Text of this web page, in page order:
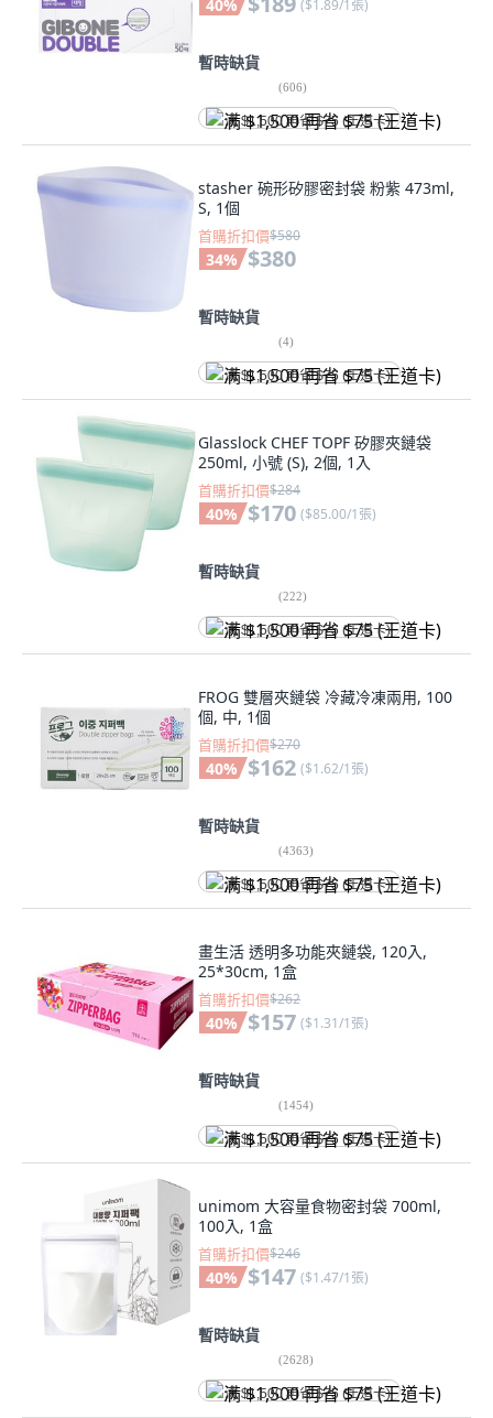
40% ($1.89/1張)
暫時缺貨
(606)
满 $1,500 再省 $75 (王道卡)
stasher 碗形矽膠密封袋 粉紫 473ml,
S, 1個
首購折扣價$580
34% $380
暫時缺貨
(4)
满 $1,500 再省 $75 (王道卡)
Glasslock CHEF TOPF 矽膠夾鏈袋
250ml, 小號 (S), 2個, 1入
首購折扣價$284
40% $170 ($85.00/1張)
暫時缺貨
(222)
满 $1,500 再省 $75 (王道卡)
FROG 雙層夾鏈袋 冷藏冷凍兩用, 100
個, 中, 1個
首購折扣價$270
40% $162 ($1.62/1張)
暫時缺貨
(4363)
满 $1,500 再省 $75 (王道卡)
畫生活 透明多功能夾鏈袋, 120入,
25*30cm, 1盒
首購折扣價$262
40% $157 ($1.31/1張)
暫時缺貨
(1454)
满 $1,500 再省 $75 (王道卡)
unimom 大容量食物密封袋 700ml,
100入, 1盒
首購折扣價$246
40% $147 ($1.47/1張)
暫時缺貨
(2628)
满 $1,500 再省 $75 (王道卡)